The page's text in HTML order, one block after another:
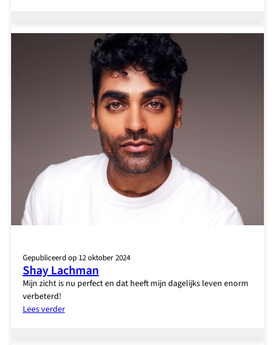
Mulder
Gepubliceerd op 12 oktober 2024
Shay Lachman
Mijn zicht is nu perfect en dat heeft mijn dagelijks leven enorm
verbeterd!
Lees verder: